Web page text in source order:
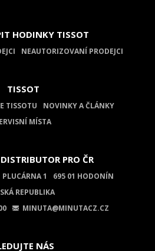
HODINKY TISSOT
NEAUTORIZOVANÍ PRODEJCI
TISSOT
TISSOTU
NOVINKY A ČLÁNKY
MÍSTA
PRO ČR
PLUCÁRNA 1
695 01 HODONÍN
REPUBLIKA
MINUTA@MINUTACZ.CZ
NÁS